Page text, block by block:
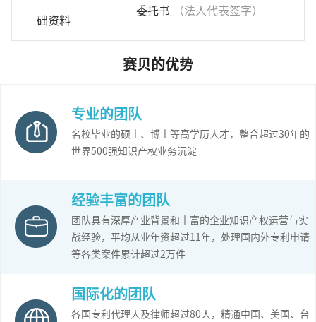
础资料
委托书
（法人代表签字）
赛贝的优势
专业的团队
名校毕业的硕士、博士等高学历人才，整合超过30年的
世界500强知识产权业务沉淀
经验丰富的团队
团队具有深厚产业背景和丰富的企业知识产权运营与实
战经验，平均从业年资超过11年，处理国内外专利申请
等各类案件累计超过2万件
国际化的团队
各国专利代理人及律师超过80人，精通中国、美国、台